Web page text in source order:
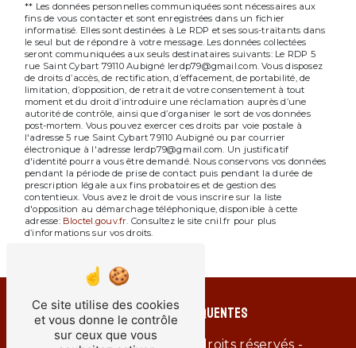
** Les données personnelles communiquées sont nécessaires aux
fins de vous contacter et sont enregistrées dans un fichier
informatisé. Elles sont destinées à Le RDP et ses sous-traitants dans
le seul but de répondre à votre message. Les données collectées
seront communiquées aux seuls destinataires suivants: Le RDP 5
rue Saint Cybart 79110 Aubigné lerdp79@gmail.com. Vous disposez
de droits d’accès, de rectification, d’effacement, de portabilité, de
limitation, d’opposition, de retrait de votre consentement à tout
moment et du droit d’introduire une réclamation auprès d’une
autorité de contrôle, ainsi que d’organiser le sort de vos données
post-mortem. Vous pouvez exercer ces droits par voie postale à
l'adresse 5 rue Saint Cybart 79110 Aubigné ou par courrier
électronique à l'adresse lerdp79@gmail.com. Un justificatif
d'identité pourra vous être demandé. Nous conservons vos données
pendant la période de prise de contact puis pendant la durée de
prescription légale aux fins probatoires et de gestion des
contentieux. Vous avez le droit de vous inscrire sur la liste
d'opposition au démarchage téléphonique, disponible à cette
adresse:
Bloctel.gouv.fr. Consultez le site cnil.fr pour plus
d’informations sur vos droits.
Recherches fréquentes
© Vistalid - 2026 - Tous droits réservés -
Ce site utilise des cookies
et vous donne le contrôle
sur ceux que vous